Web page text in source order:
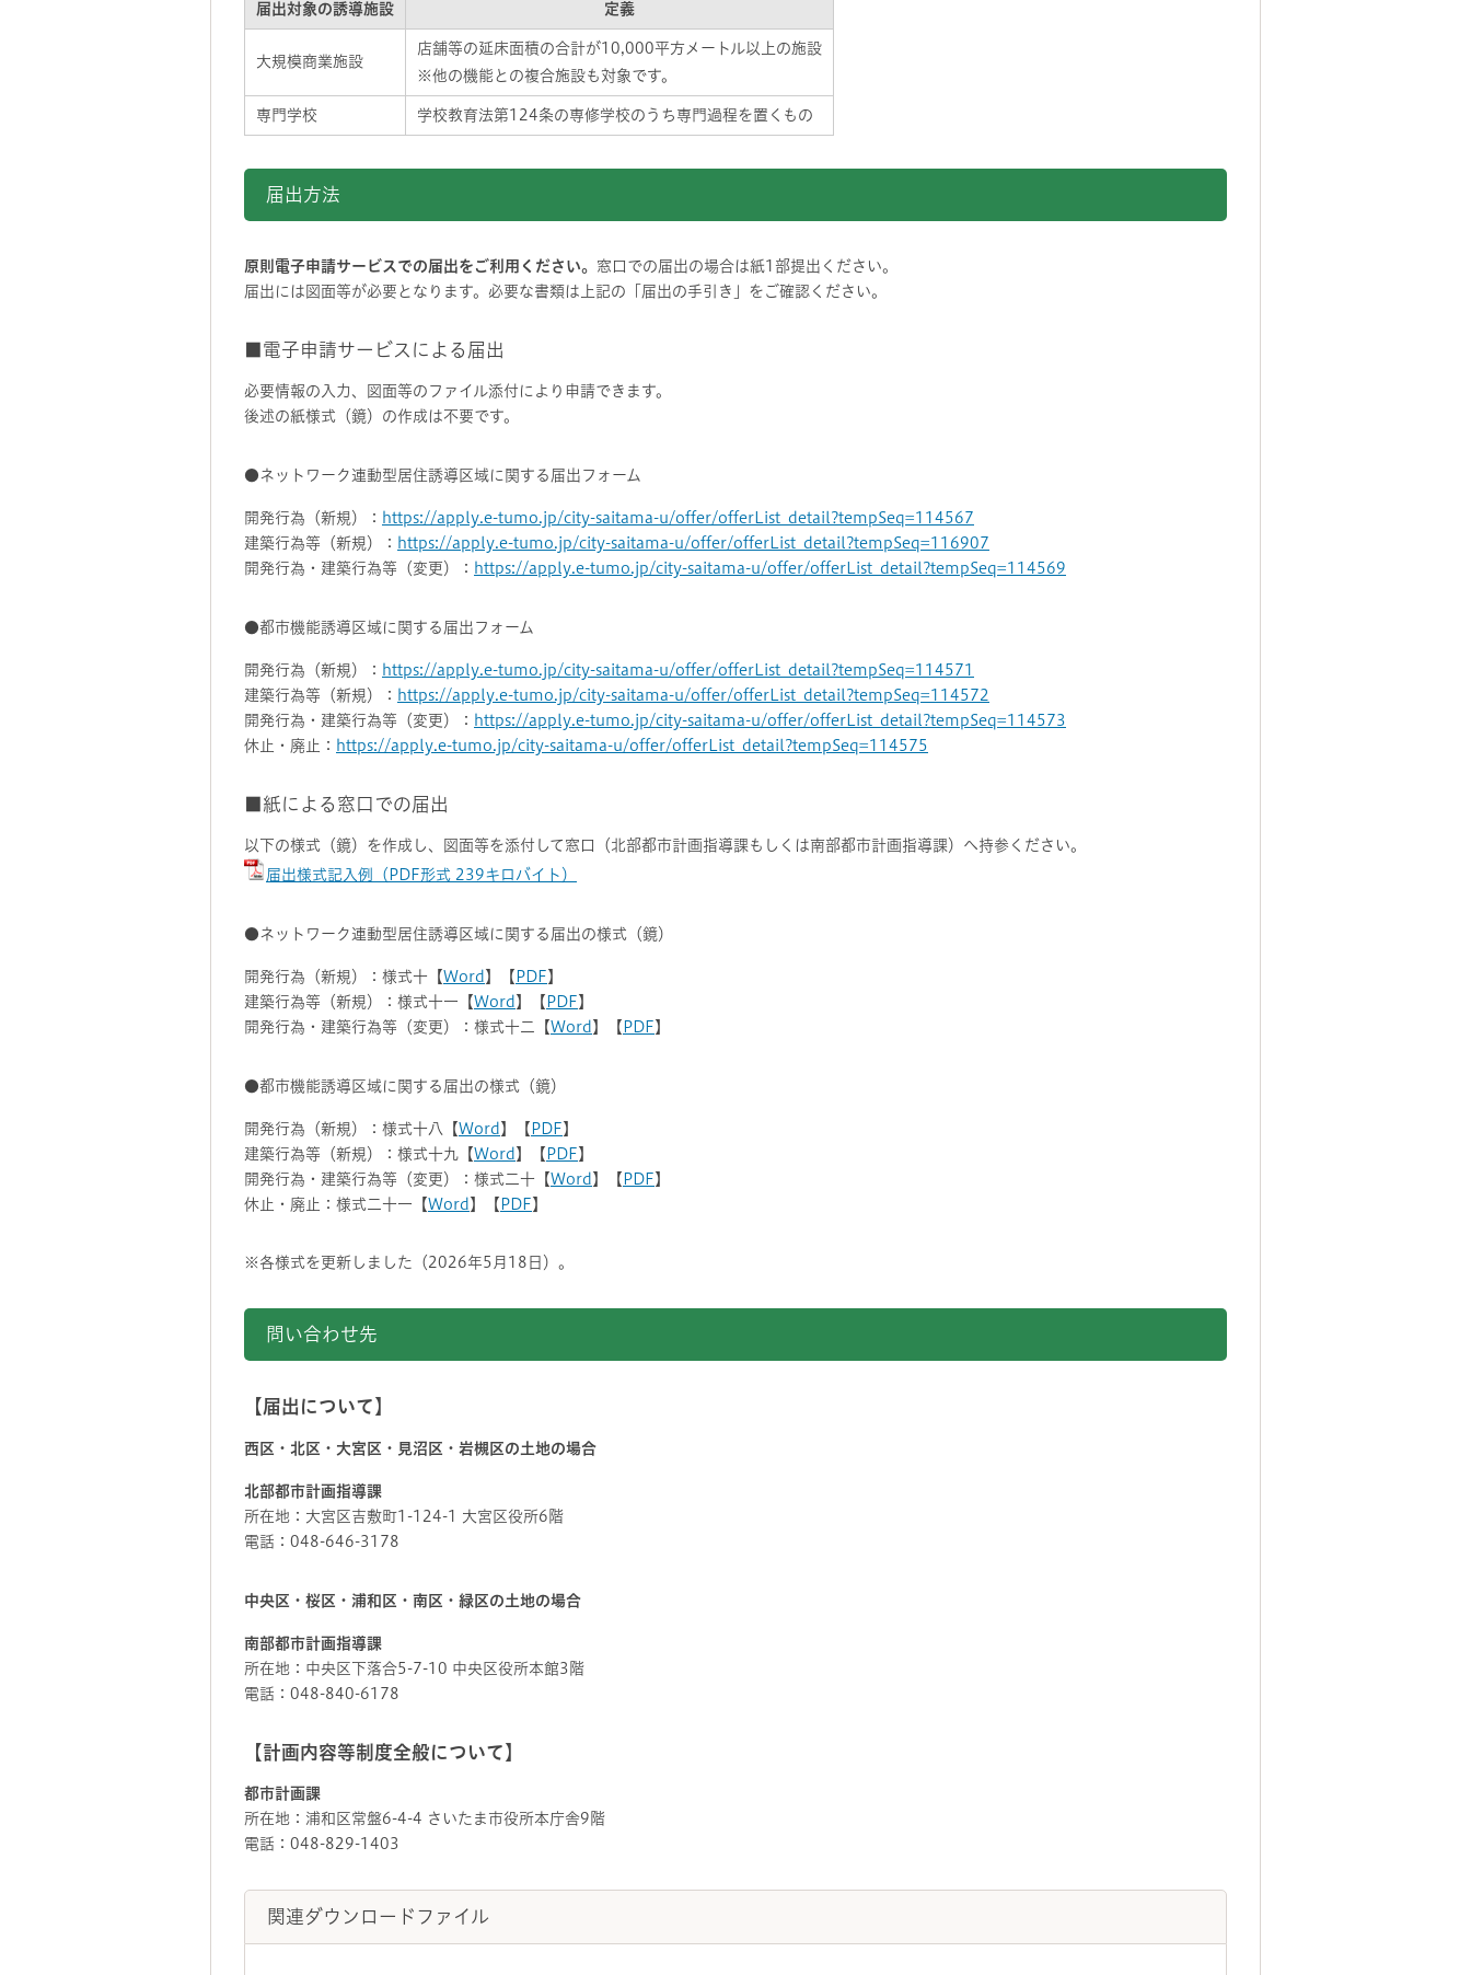
届出対象の誘導施設 定義
大規模商業施設
店舗等の延床面積の合計が10,000平方メートル以上の施設
※他の機能との複合施設も対象です。
専門学校 学校教育法第124条の専修学校のうち専門過程を置くもの
届出方法
原則電子申請サービスでの届出をご利用ください。 窓口での届出の場合は紙1部提出ください。
届出には図面等が必要となります。必要な書類は上記の「届出の手引き」をご確認ください。
■電子申請サービスによる届出
必要情報の入力、図面等のファイル添付により申請できます。
後述の紙様式（鏡）の作成は不要です。
●ネットワーク連動型居住誘導区域に関する届出フォーム
開発行為（新規）： https://apply.e-tumo.jp/city-saitama-u/offer/offerList_detail?tempSeq=114567
建築行為等（新規）： https://apply.e-tumo.jp/city-saitama-u/offer/offerList_detail?tempSeq=116907
開発行為・建築行為等（変更）： https://apply.e-tumo.jp/city-saitama-u/offer/offerList_detail?tempSeq=114569
●都市機能誘導区域に関する届出フォーム
開発行為（新規）： https://apply.e-tumo.jp/city-saitama-u/offer/offerList_detail?tempSeq=114571
建築行為等（新規）： https://apply.e-tumo.jp/city-saitama-u/offer/offerList_detail?tempSeq=114572
開発行為・建築行為等（変更）： https://apply.e-tumo.jp/city-saitama-u/offer/offerList_detail?tempSeq=114573
休止・廃止： https://apply.e-tumo.jp/city-saitama-u/offer/offerList_detail?tempSeq=114575
■紙による窓口での届出
以下の様式（鏡）を作成し、図面等を添付して窓口（北部都市計画指導課もしくは南部都市計画指導課）へ持参ください。
届出様式記入例（PDF形式 239キロバイト）
●ネットワーク連動型居住誘導区域に関する届出の様式（鏡）
開発行為（新規）：様式十【Word 】【 PDF 】
建築行為等（新規）：様式十一【Word 】【 PDF 】
開発行為・建築行為等（変更）：様式十二【Word 】【 PDF 】
●都市機能誘導区域に関する届出の様式（鏡）
開発行為（新規）：様式十八【Word 】【 PDF 】
建築行為等（新規）：様式十九【Word 】【 PDF 】
開発行為・建築行為等（変更）：様式二十【Word 】【 PDF 】
休止・廃止：様式二十一【Word 】【 PDF 】
※各様式を更新しました（2026年5月18日）。
問い合わせ先
【届出について】
西区・北区・大宮区・見沼区・岩槻区の土地の場合
北部都市計画指導課
所在地：大宮区吉敷町1-124-1 大宮区役所6階
電話：048-646-3178
中央区・桜区・浦和区・南区・緑区の土地の場合
南部都市計画指導課
所在地：中央区下落合5-7-10 中央区役所本館3階
電話：048-840-6178
【計画内容等制度全般について】
都市計画課
所在地：浦和区常盤6-4-4 さいたま市役所本庁舎9階
電話：048-829-1403
関連ダウンロードファイル